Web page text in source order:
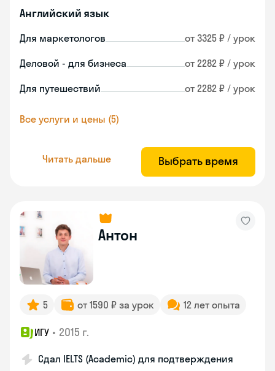
Английский язык
Для маркетологов от 3325 ₽ / урок
Деловой - для бизнеса от 2282 ₽ / урок
Для путешествий от 2282 ₽ / урок
Все услуги и цены (5)
Читать дальше Выбрать время
Антон
5 от 1590 ₽ за урок 12 лет опыта
ИГУ • 2015 г.
Сдал IELTS (Academic) для подтверждения